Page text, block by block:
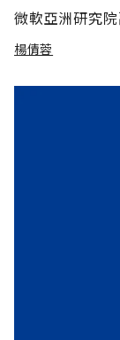
微軟亞洲研究
楊倩蓉